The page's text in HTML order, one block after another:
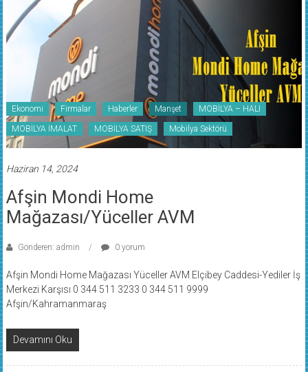
Ekonomi Firmalar Haberler Manşet MOBİLYA – HALI
MOBİLYA İMALAT MOBİLYA SATIŞ Mobilya Sektörü
Afşin Mondi Home
Mağazası/Yüceller AVM
Afşin Mondi Home Mağazası Yüceller AVM Elçibey Caddesi-Yediler İş
Merkezi Karşısı 0 344 511 3233 0 344 511 9999
Afşin/Kahramanmaraş
Devamını Oku